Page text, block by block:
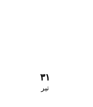
۳۱
تیر